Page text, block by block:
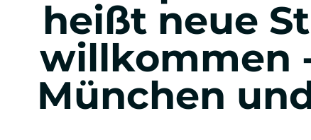
Eventmanagement
Sportevents
Music, Festival & Entertainment
heißt neue
willkommen
München